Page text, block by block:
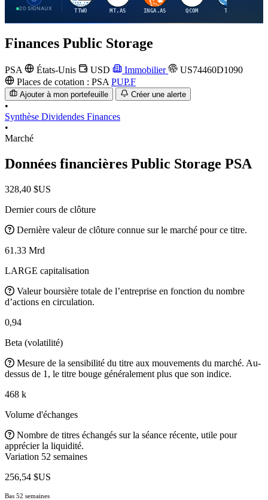
20 SIGNAUX TTWO MT.AS INGA.AS QCOM TTE
Finances Public Storage
PSA États-Unis USD Immobilier
US74460D1090
Places de cotation : PSA PUP.F
Ajouter à mon portefeuille Créer une alerte
•
Synthèse Dividendes Finances
•
Marché
Données financières Public Storage PSA
328,40 $US
Dernier cours de clôture
Dernière valeur de clôture connue sur le marché pour ce titre.
61.33 Mrd
LARGE capitalisation
Valeur boursière totale de l’entreprise en fonction du nombre
d’actions en circulation.
0,94
Beta (volatilité)
Mesure de la sensibilité du titre aux mouvements du marché. Au-
dessus de 1, le titre bouge généralement plus que son indice.
468 k
Volume d'échanges
Nombre de titres échangés sur la séance récente, utile pour
apprécier la liquidité.
Variation 52 semaines
256,54 $US
Bas 52 semaines